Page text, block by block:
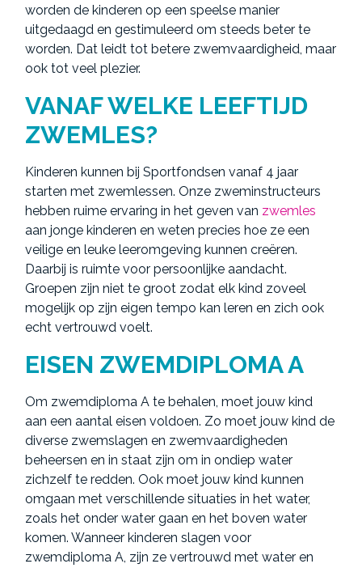
worden de kinderen op een speelse manier
uitgedaagd en gestimuleerd om steeds beter te
worden. Dat leidt tot betere zwemvaardigheid, maar
ook tot veel plezier.
VANAF WELKE LEEFTIJD
ZWEMLES?
Kinderen kunnen bij Sportfondsen vanaf 4 jaar
starten met zwemlessen. Onze zweminstructeurs
hebben ruime ervaring in het geven van zwemles
aan jonge kinderen en weten precies hoe ze een
veilige en leuke leeromgeving kunnen creëren.
Daarbij is ruimte voor persoonlijke aandacht.
Groepen zijn niet te groot zodat elk kind zoveel
mogelijk op zijn eigen tempo kan leren en zich ook
echt vertrouwd voelt.
EISEN ZWEMDIPLOMA A
Om zwemdiploma A te behalen, moet jouw kind
aan een aantal eisen voldoen. Zo moet jouw kind de
diverse zwemslagen en zwemvaardigheden
beheersen en in staat zijn om in ondiep water
zichzelf te redden. Ook moet jouw kind kunnen
omgaan met verschillende situaties in het water,
zoals het onder water gaan en het boven water
komen. Wanneer kinderen slagen voor
zwemdiploma A, zijn ze vertrouwd met water en